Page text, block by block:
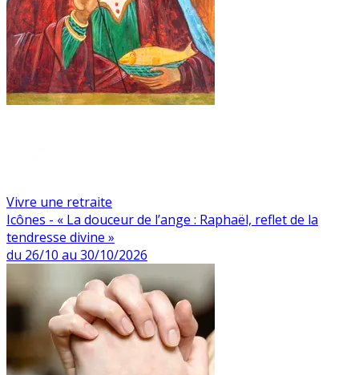
Vivre une retraite
Icônes - « La douceur de l’ange : Raphaël, reflet de la
tendresse divine »
du 26/10 au 30/10/2026